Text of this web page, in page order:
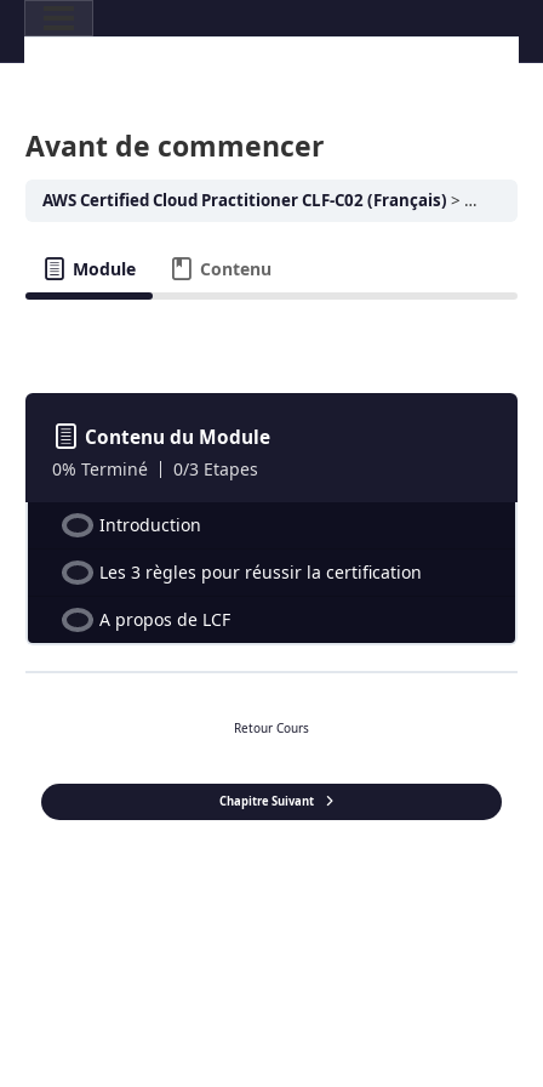
Avant de commencer
AWS Certified Cloud Practitioner CLF-C02 (Français) Avant de
Module Contenu
Contenu du Module
0% Terminé 0/3 Etapes
Introduction
Les 3 règles pour réussir la certification
A propos de LCF
Retour Cours
Chapitre Suivant